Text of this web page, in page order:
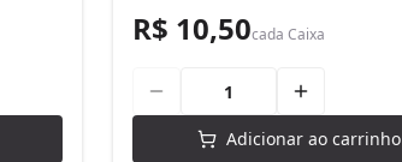
R$ 10,50cada Caixa
Adicionar ao carrinho